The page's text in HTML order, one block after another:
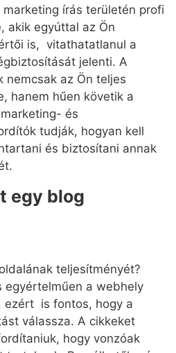
marketing írás területén profi
akik egyúttal az Ön
is, vitathatatlanul a
jelenti. A
nemcsak az Ön teljes
hanem hűen követik a
és
tudják, hogyan kell
és biztosítani annak
egy blog
teljesítményét?
egyértelműen a webhely
ezért is fontos, hogy a
válassza. A cikkeket
hogy vonzóak